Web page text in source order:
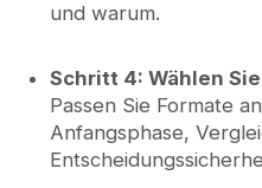
und warum.
Schritt 4: Wählen
Passen Sie Formate
Anfangsphase,